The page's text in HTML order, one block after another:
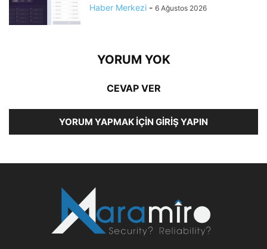
Haber Merkezi - 6 Ağustos 2026
YORUM YOK
CEVAP VER
YORUM YAPMAK İÇIN GIRIŞ YAPIN